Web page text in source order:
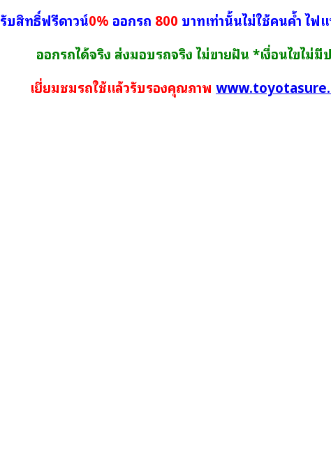
รับสิทธิ์ฟรีดาวน์0% ออกรถ 800 บาทเท่านั้นไม่ใช้คนค้ำ ไฟ
ออกรถได้จริง ส่งมอบรถจริง ไม่ขายฝัน *เงื่อนไขไม่มี
เยี่ยมชมรถใช้แล้วรับรองคุณภาพ